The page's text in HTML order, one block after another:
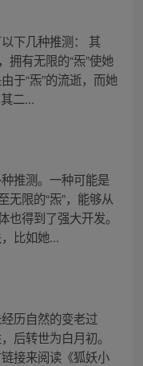
下几种推测： 其
拥有无限的“炁”使她
于“炁”的流逝，而她
二...
推测。一种可能是
无限的“炁”，能够从
也得到了强大开发。
比如她...
历自然的变老过
后转世为白月初。
接来阅读《狐妖小